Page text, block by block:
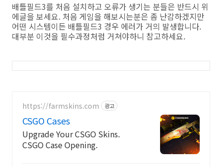
배틀필드3를 처음 설치하고 오류가 생기는 분들은 반드시 위
에글을 보세요. 처음 게임을 해보시는분은 좀 난감하겠지만
어떤 시스템이든 배틀필드3 경우 에러가 거의 발생합니다.
대부분 이것을 필수과정처럼 거쳐야하니 참고하세요.
https://farmskins.com 광고
CSGO Cases
Upgrade Your CSGO Skins.
CSGO Case Opening.